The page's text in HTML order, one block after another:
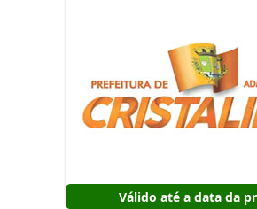
Válido até a data da